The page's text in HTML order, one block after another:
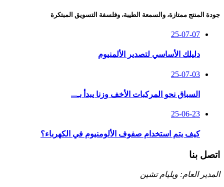
جودة المنتج ممتازة، والسمعة الطيبة، وفلسفة التسويق المبتكرة
25-07-07
دليلك الأساسي لتصدير الألمنيوم
25-07-03
السباق نحو المركبات الأخف وزنا يبدأ بـ...
25-06-23
كيف يتم استخدام صفوف الألومنيوم في الكهرباء؟
اتصل بنا
المدير العام: ويليام تشين